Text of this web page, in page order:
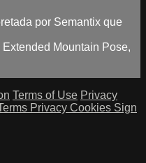
por Semantix que
Mountain Pose,
Terms of Use Privacy
Privacy Cookies Sign